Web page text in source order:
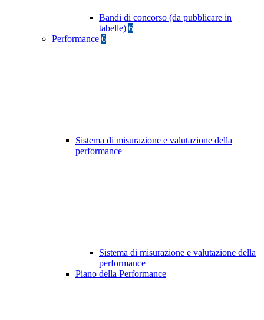
Bandi di concorso (da pubblicare in
tabelle) 6
Performance 6
Sistema di misurazione e valutazione della
performance
Sistema di misurazione e valutazione della
performance
Piano della Performance